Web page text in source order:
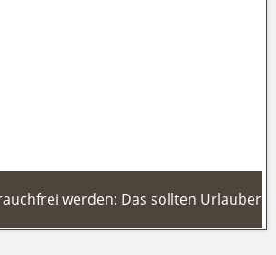
werden: Das sollten Urlauber